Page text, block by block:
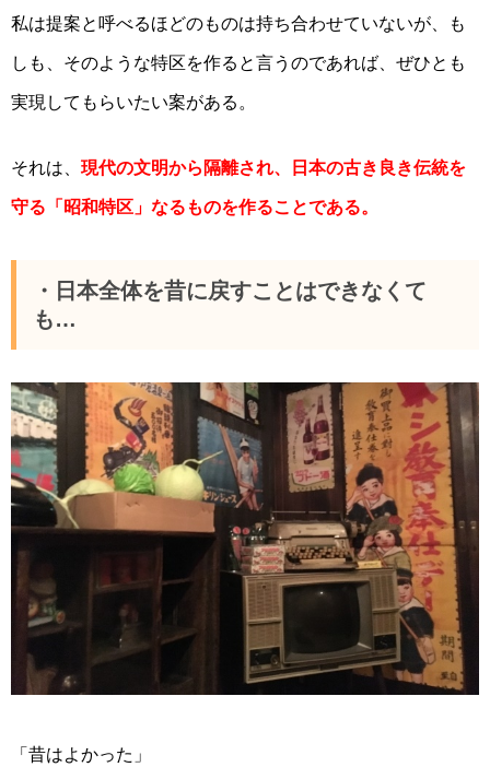
私は提案と呼べるほどのものは持ち合わせていないが、も
しも、そのような特区を作ると言うのであれば、ぜひとも
実現してもらいたい案がある。
それは、 現代の文明から隔離され、日本の古き良き伝統を
守る「昭和特区」なるものを作ることである。
・日本全体を昔に戻すことはできなくて
も…
「昔はよかった」